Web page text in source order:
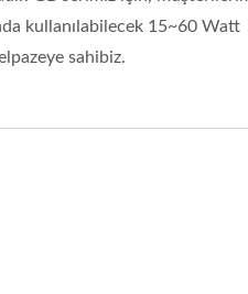
kullanılabilecek 15~60 Watt
sahibiz.